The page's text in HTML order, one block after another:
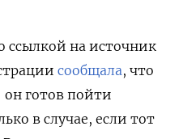
ссылкой на источник
сообщала, что
готов пойти
в случае, если тот